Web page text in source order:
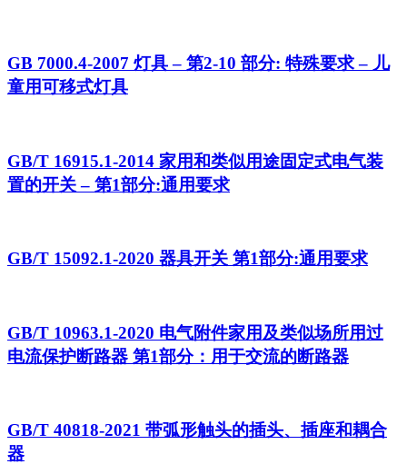
GB 7000.4-2007 灯具 – 第2-10 部分: 特殊要求 – 儿
童用可移式灯具
GB/T 16915.1-2014 家用和类似用途固定式电气装
置的开关 – 第1部分:通用要求
GB/T 15092.1-2020 器具开关 第1部分:通用要求
GB/T 10963.1-2020 电气附件家用及类似场所用过
电流保护断路器 第1部分：用于交流的断路器
GB/T 40818-2021 带弧形触头的插头、插座和耦合
器